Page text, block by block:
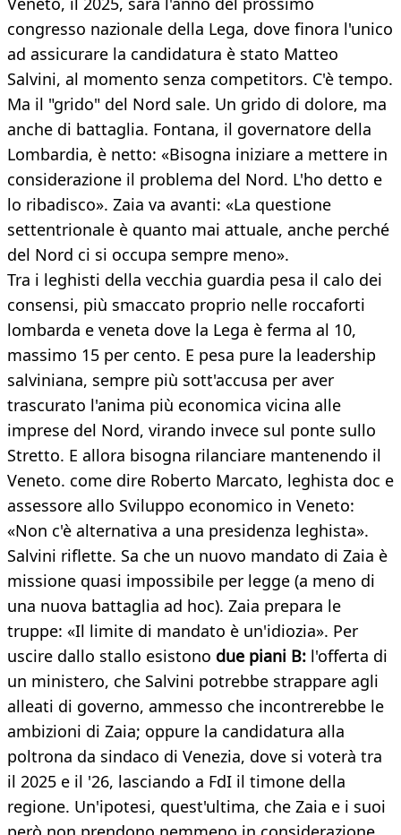
congresso nazionale della Lega, dove finora l'unico
ad assicurare la candidatura è stato Matteo
Salvini, al momento senza competitors. C'è tempo.
Ma il "grido" del Nord sale. Un grido di dolore, ma
anche di battaglia. Fontana, il governatore della
Lombardia, è netto: «Bisogna iniziare a mettere in
considerazione il problema del Nord. L'ho detto e
lo ribadisco». Zaia va avanti: «La questione
settentrionale è quanto mai attuale, anche perché
del Nord ci si occupa sempre meno».
Tra i leghisti della vecchia guardia pesa il calo dei
consensi, più smaccato proprio nelle roccaforti
lombarda e veneta dove la Lega è ferma al 10,
massimo 15 per cento. E pesa pure la leadership
salviniana, sempre più sott'accusa per aver
trascurato l'anima più economica vicina alle
imprese del Nord, virando invece sul ponte sullo
Stretto. E allora bisogna rilanciare mantenendo il
Veneto. come dire Roberto Marcato, leghista doc e
assessore allo Sviluppo economico in Veneto:
«Non c'è alternativa a una presidenza leghista».
Salvini riflette. Sa che un nuovo mandato di Zaia è
missione quasi impossibile per legge (a meno di
una nuova battaglia ad hoc). Zaia prepara le
truppe: «Il limite di mandato è un'idiozia». Per
uscire dallo stallo esistono due piani B: l'offerta di
un ministero, che Salvini potrebbe strappare agli
alleati di governo, ammesso che incontrerebbe le
ambizioni di Zaia; oppure la candidatura alla
poltrona da sindaco di Venezia, dove si voterà tra
il 2025 e il '26, lasciando a FdI il timone della
regione. Un'ipotesi, quest'ultima, che Zaia e i suoi